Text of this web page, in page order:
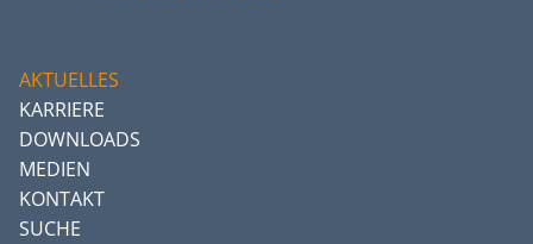
AKTUELLES
KARRIERE
DOWNLOADS
MEDIEN
KONTAKT
SUCHE